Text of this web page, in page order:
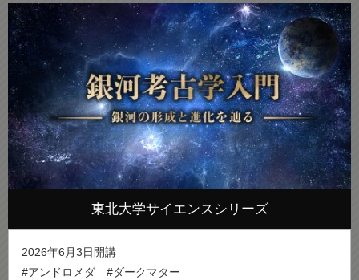
東北大学サイエンスシリーズ
2026年6月3日開講
#アンドロメダ
#ダークマター